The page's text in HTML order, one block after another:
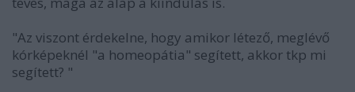
"Az viszont érdekelne, hogy amikor létező, meglévő
kórképeknél "a homeopátia" segített, akkor tkp mi
segített? "